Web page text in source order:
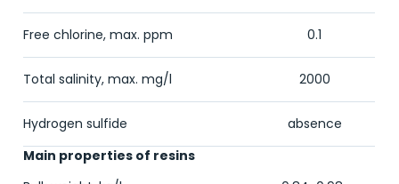
Free chlorine, max. ppm 0.1
Total salinity, max. mg/l 2000
Hydrogen sulfide
absence
Main properties of resins